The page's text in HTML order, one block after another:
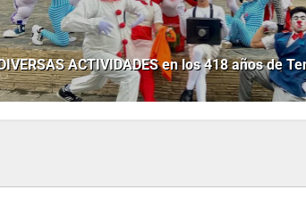
ACTIVIDADES en los 418 años de